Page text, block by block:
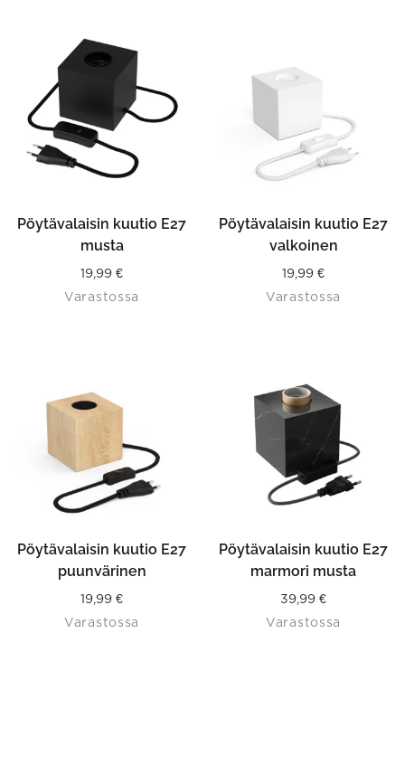
Pöytävalaisin kuutio E27
musta
19,99 €
Varastossa
Pöytävalaisin kuutio E27
valkoinen
19,99 €
Varastossa
Pöytävalaisin kuutio E27
puunvärinen
19,99 €
Varastossa
Pöytävalaisin kuutio E27
marmori musta
39,99 €
Varastossa